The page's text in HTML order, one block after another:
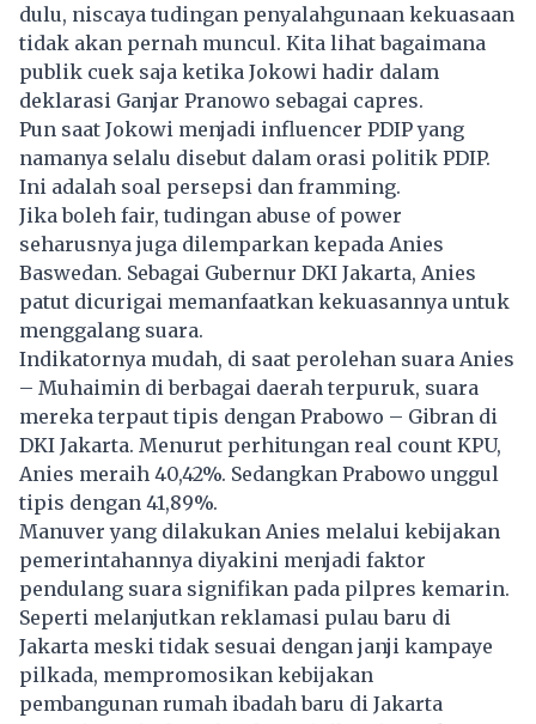
dulu, niscaya tudingan penyalahgunaan kekuasaan
tidak akan pernah muncul. Kita lihat bagaimana
publik cuek saja ketika Jokowi hadir dalam
deklarasi Ganjar Pranowo sebagai capres.
Pun saat Jokowi menjadi influencer PDIP yang
namanya selalu disebut dalam orasi politik PDIP.
Ini adalah soal persepsi dan framming.
Jika boleh fair, tudingan abuse of power
seharusnya juga dilemparkan kepada Anies
Baswedan. Sebagai Gubernur DKI Jakarta, Anies
patut dicurigai memanfaatkan kekuasannya untuk
menggalang suara.
Indikatornya mudah, di saat perolehan suara Anies
– Muhaimin di berbagai daerah terpuruk, suara
mereka terpaut tipis dengan Prabowo – Gibran di
DKI Jakarta. Menurut perhitungan real count KPU,
Anies meraih 40,42%. Sedangkan Prabowo unggul
tipis dengan 41,89%.
Manuver yang dilakukan Anies melalui kebijakan
pemerintahannya diyakini menjadi faktor
pendulang suara signifikan pada pilpres kemarin.
Seperti melanjutkan reklamasi pulau baru di
Jakarta meski tidak sesuai dengan janji kampaye
pilkada, mempromosikan kebijakan
pembangunan rumah ibadah baru di Jakarta